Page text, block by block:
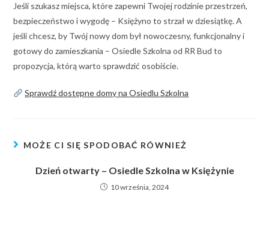
Jeśli szukasz miejsca, które zapewni Twojej rodzinie przestrzeń,
bezpieczeństwo i wygodę – Księżyno to strzał w dziesiątkę. A
jeśli chcesz, by Twój nowy dom był nowoczesny, funkcjonalny i
gotowy do zamieszkania – Osiedle Szkolna od RR Bud to
propozycja, którą warto sprawdzić osobiście.
Sprawdź dostępne domy na Osiedlu Szkolna
MOŻE CI SIĘ SPODOBAĆ RÓWNIEŻ
Dzień otwarty – Osiedle Szkolna w Księżynie
10 września, 2024